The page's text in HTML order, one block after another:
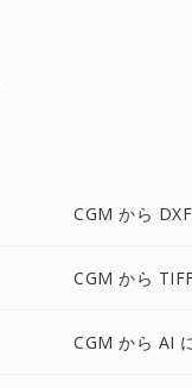
CGM から
CGM から
CGM から AI